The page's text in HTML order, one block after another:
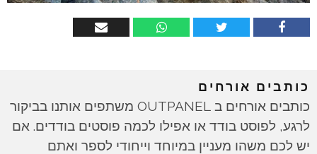
כותבים אורחים
כותבים אורחים ב OUTPANEL משתפים אותנו בביקור
לרגע, לפוסט בודד או אפילו לכמה פוסטים בודדים. אם
יש לכם משהו מעניין במיוחד וייחודי לספר ואתם